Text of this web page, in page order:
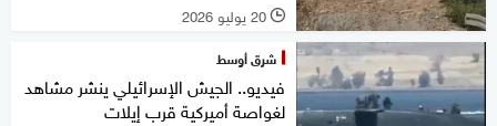
l 20 يوليو 2026
شرق أوسط
فيديو.. الجيش الإسرائيلي ينشر مشاهد
لغواصة أميركية قرب إيلات